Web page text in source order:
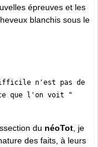
épreuves et les
blanchis sous le
n'est pas de
que l'on voit "
du néoTot , je
des faits, à leurs